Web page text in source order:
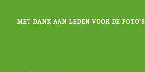
MET DANK AAN LEDEN VOOR DE FOTO’S